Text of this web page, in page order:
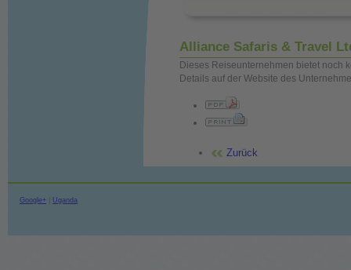
Alliance Safaris & Travel
Dieses Reiseunternehmen bietet noch
Details auf der Website des
Zurück
Google+ Uganda